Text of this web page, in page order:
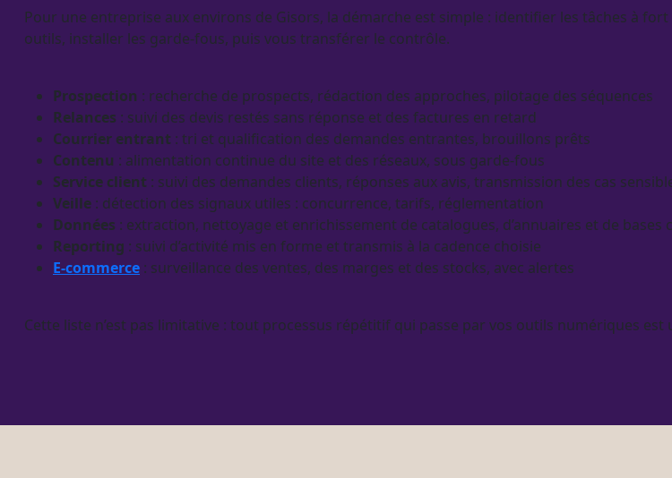
Pour une entreprise aux environs de Gisors, la démarche est simple : identifier les tâches à
outils, installer les garde-fous, puis vous transférer le contrôle.
Prospection : recherche de prospects, rédaction des approches, pilotage des séquences
Relances : suivi des devis restés sans réponse et des factures en retard
Courrier entrant : tri et qualification des demandes entrantes, brouillons prêts
Contenu : alimentation continue du site et des réseaux, sous garde-fous
Service client : suivi des demandes clients, réponses aux avis, transmission des cas
Veille : détection des signaux utiles : concurrence, tarifs, réglementation
Données : extraction, nettoyage et enrichissement de catalogues, d’annuaires et de
Reporting : suivi d’activité mis en forme et transmis à la cadence choisie
E-commerce : surveillance des ventes, des marges et des stocks, avec alertes
Cette liste n’est pas limitative : tout processus répétitif qui passe par vos outils numériques est